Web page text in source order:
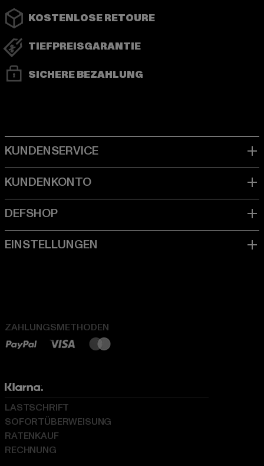
KOSTENLOSE RETOURE
TIEFPREISGARANTIE
SICHERE BEZAHLUNG
ZAHLUNGSMETHODEN
LASTSCHRIFT
SOFORTÜBERWEISUNG
RATENKAUF
RECHNUNG